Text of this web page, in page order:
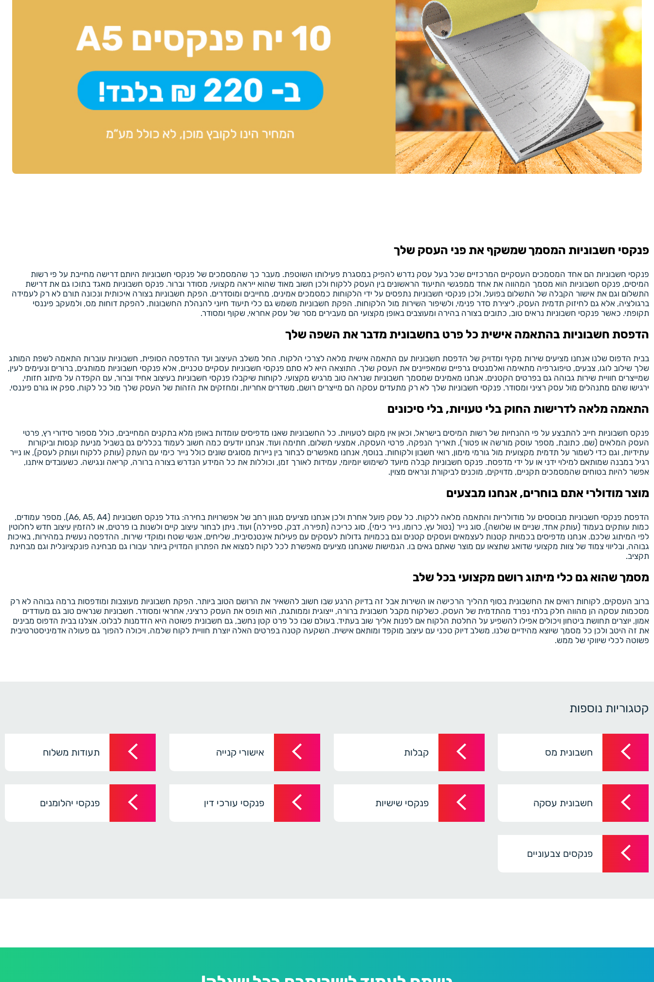
פנקסי חשבוניות המסמך שמשקף את פני העסק שלך
פנקסי חשבוניות הם אחד המסמכים העסקיים המרכזיים שכל בעל עסק נדרש להפיק במסגרת פעילותו השוטפת. מעבר כך שהמסמכים של פנקסי חשבוניות היותם דרישה מחייבת על פי רשות
המיסים, פנקס חשבוניות הוא מסמך המהווה את אחד ממפגשי התיעוד הראשונים בין העסק ללקוח ולכן חשוב מאוד שהוא ייראה מקצועי, מסודר וברור. פנקס חשבוניות מאגד בתוכו גם את דרישת
התשלום וגם את אישור הקבלה של התשלום בפועל, ולכן פנקסי חשבוניות נתפסים על ידי הלקוחות כמסמכים אמינים, מחייבים ומוסדרים. הפקת חשבוניות בצורה איכותית ונכונה תורם לא רק לעמידה
ברגולציה, אלא גם לחיזוק תדמית העסק, ליצירת סדר פנימי, ולשיפור השירות מול הלקוחות. הפקת חשבוניות משמש גם כלי תיעוד חיוני להנהלת החשבונות, להפקת דוחות מס, ולמעקב פיננסי
תקופתי. כאשר פנקסי חשבוניות נראים טוב, כתובים בצורה בהירה ומעוצבים באופן מקצועי הם מעבירים מסר של עסק אחראי, שקוף ומסודר.
הדפסת חשבוניות בהתאמה אישית כל פרט בחשבונית מדבר את השפה שלך
בבית הדפוס שלנו אנחנו מציעים שירות מקיף ומדויק של הדפסת חשבוניות עם התאמה אישית מלאה לצרכי הלקוח. החל משלב העיצוב ועד ההדפסה הסופית, חשבוניות עוברות התאמה לשפת המותג
שלך שילוב לוגו, צבעים, טיפוגרפיה מתאימה ואלמנטים גרפיים שמאפיינים את העסק שלך. התוצאה היא לא סתם פנקסי חשבוניות עסקיים טכניים, אלא פנקסי חשבוניות ממותגים, ברורים ונעימים לעין,
שמייצרים חוויית שירות גבוהה גם בפרטים הקטנים. אנחנו מאמינים שמסמך חשבוניות שנראה טוב מרגיש מקצועי. לקוחות שיקבלו פנקסי חשבוניות בעיצוב אחיד וברור, עם הקפדה על מיתוג חזותי,
ירגישו שהם מתנהלים מול עסק רציני ומסודר. פנקסי חשבוניות שלך לא רק מתעדים עסקה הם מייצרים רושם, משדרים אחריות, ומחזקים את הזהות של העסק שלך מול כל לקוח, ספק או גורם פיננסי.
התאמה מלאה לדרישות החוק בלי טעויות, בלי סיכונים
פנקס חשבוניות חייב להתבצע על פי ההנחיות של רשות המיסים בישראל, וכאן אין מקום לטעויות. כל החשבוניות שאנו מדפיסים עומדות באופן מלא בתקנים המחייבים, כולל מספור סידורי רץ, פרטי
העסק המלאים (שם, כתובת, מספר עוסק מורשה או פטור), תאריך הנפקה, פרטי העסקה, אמצעי תשלום, חתימה ועוד. אנחנו יודעים כמה חשוב לעמוד בכללים גם בשביל מניעת קנסות וביקורות
עתידיות, וגם כדי לשמור על תדמית מקצועית מול גורמי מימון, רואי חשבון ולקוחות. בנוסף, אנחנו מאפשרים לבחור בין ניירות מסוגים שונים כולל נייר כימי עם העתק (עותק ללקוח ועותק לעסק), או נייר
רגיל במבנה שמותאם למילוי ידני או על ידי מדפסת. פנקס חשבוניות קבלה מיועד לשימוש יומיומי, עמידות לאורך זמן, וכוללות את כל המידע הנדרש בצורה ברורה, קריאה ונגישה. כשעובדים איתנו,
אפשר להיות בטוחים שהמסמכים תקניים, מדויקים, מוכנים לביקורת ונראים מצוין.
מוצר מודולרי אתם בוחרים, אנחנו מבצעים
הדפסת פנקסי חשבוניות מבוססים על מודולריות והתאמה מלאה ללקוח. כל עסק פועל אחרת ולכן אנחנו מציעים מגוון רחב של אפשרויות בחירה: גודל פנקס חשבוניות (A6, A5, A4), מספר עמודים,
כמות עותקים בעמוד (עותק אחד, שניים או שלושה), סוג נייר (נטול עץ, כרומו, נייר כימי), סוג כריכה (תפירה, דבק, ספירלה) ועוד. ניתן לבחור עיצוב קיים ולשנות בו פרטים, או להזמין עיצוב חדש לחלוטין
לפי המיתוג שלכם. אנחנו מדפיסים בכמויות קטנות לעצמאים ועסקים קטנים וגם בכמויות גדולות לעסקים עם פעילות אינטנסיבית, שליחים, אנשי שטח ומוקדי שירות. ההדפסה נעשית במהירות, באיכות
גבוהה, ובליווי צמוד של צוות מקצועי שדואג שתצאו עם מוצר שאתם גאים בו. הגמישות שאנחנו מציעים מאפשרת לכל לקוח למצוא את הפתרון המדויק ביותר עבורו גם מבחינה פונקציונלית וגם מבחינת
תקציב.
מסמך שהוא גם כלי מיתוג רושם מקצועי בכל שלב
ברוב העסקים, לקוחות רואים את החשבונית בסוף תהליך הרכישה או השירות אבל זה בדיוק הרגע שבו חשוב להשאיר את הרושם הטוב ביותר. הפקת חשבוניות מעוצבות ומודפסות ברמה גבוהה לא רק
מסכמות עסקה הן מהווה חלק בלתי נפרד מהתדמית של העסק. כשלקוח מקבל חשבונית ברורה, ייצוגית וממותגת, הוא תופס את העסק כרציני, אחראי ומסודר. חשבוניות שנראים טוב גם מעודדים
אמון, יוצרים תחושת ביטחון ויכולים אפילו להשפיע על החלטת הלקוח אם לפנות אליך שוב בעתיד. בעולם שבו כל פרט קטן נחשב, גם חשבונית פשוטה היא הזדמנות לבלוט. אצלנו בבית הדפוס מבינים
את זה היטב ולכן כל מסמך שיוצא מהידיים שלנו, משלב דיוק טכני עם עיצוב מוקפד ומותאם אישית. השקעה קטנה בפרטים האלה יוצרת חוויית לקוח שלמה, ויכולה להפוך גם פעולה אדמיניסטרטיבית
פשוטה לכלי שיווקי של ממש.
קטגוריות נוספות
חשבונית מס קבלות אישורי קנייה תעודות משלוח
חשבונית עסקה פנקסי שישיות פנקסי עורכי דין פנקסי יהלומנים
פנקסים צבעוניים